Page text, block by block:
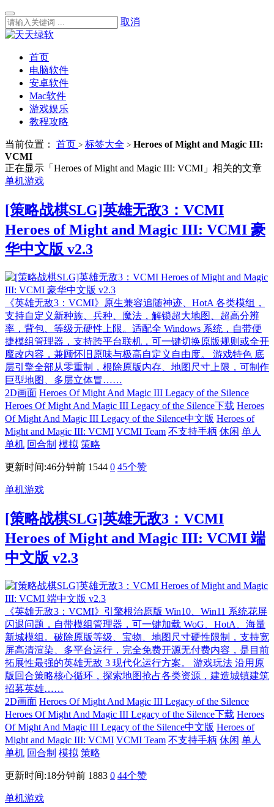
取消
首页
电脑软件
安卓软件
Mac软件
游戏娱乐
教程攻略
当前位置： 首页 > 标签大全 > Heroes of Might and Magic III:
VCMI
正在显示「Heroes of Might and Magic III: VCMI」相关的文章
单机游戏
[策略战棋SLG]英雄无敌3：VCMI
Heroes of Might and Magic III: VCMI 豪
华中文版 v2.3
《英雄无敌3：VCMI》原生兼容追随神迹、HotA 各类模组，
支持自定义新种族、兵种、魔法，解锁超大地图、超高分辨
率，背包、等级无硬性上限。适配全 Windows 系统，自带便
捷模组管理器，支持跨平台联机，可一键切换原版规则或全开
魔改内容，兼顾怀旧原味与极高自定义自由度。 游戏特色 底
层引擎全部从零重制，根除原版内存、地图尺寸上限，可制作
巨型地图、多层立体冒……
2D画面 Heroes Of Might And Magic III Legacy of the Silence
Heroes Of Might And Magic III Legacy of the Silence下载 Heroes
Of Might And Magic III Legacy of the Silence中文版 Heroes of
Might and Magic III: VCMI VCMI Team 不支持手柄 休闲 单人
单机 回合制 模拟 策略
更新时间:46分钟前 1544 0 45个赞
单机游戏
[策略战棋SLG]英雄无敌3：VCMI
Heroes of Might and Magic III: VCMI 端
中文版 v2.3
《英雄无敌3：VCMI》引擎根治原版 Win10、Win11 系统花屏
闪退问题，自带模组管理器，可一键加载 WoG、HotA、海量
新城模组。破除原版等级、宝物、地图尺寸硬性限制，支持宽
屏高清渲染、多平台运行，完全免费开源无付费内容，是目前
拓展性最强的英雄无敌 3 现代化运行方案。 游戏玩法 沿用原
版回合策略核心循环，探索地图抢占各类资源，建造城镇建筑
招募英雄……
2D画面 Heroes Of Might And Magic III Legacy of the Silence
Heroes Of Might And Magic III Legacy of the Silence下载 Heroes
Of Might And Magic III Legacy of the Silence中文版 Heroes of
Might and Magic III: VCMI VCMI Team 不支持手柄 休闲 单人
单机 回合制 模拟 策略
更新时间:18分钟前 1883 0 44个赞
单机游戏